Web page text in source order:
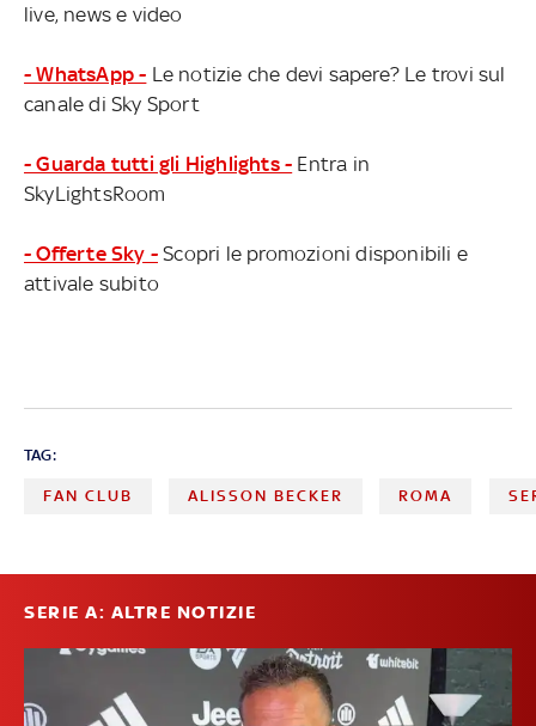
live, news e video
- WhatsApp - Le notizie che devi sapere? Le trovi sul
canale di Sky Sport
- Guarda tutti gli Highlights - Entra in
SkyLightsRoom
- Offerte Sky - Scopri le promozioni disponibili e
attivale subito
TAG:
FAN CLUB ALISSON BECKER ROMA
SERIE A: ALTRE NOTIZIE